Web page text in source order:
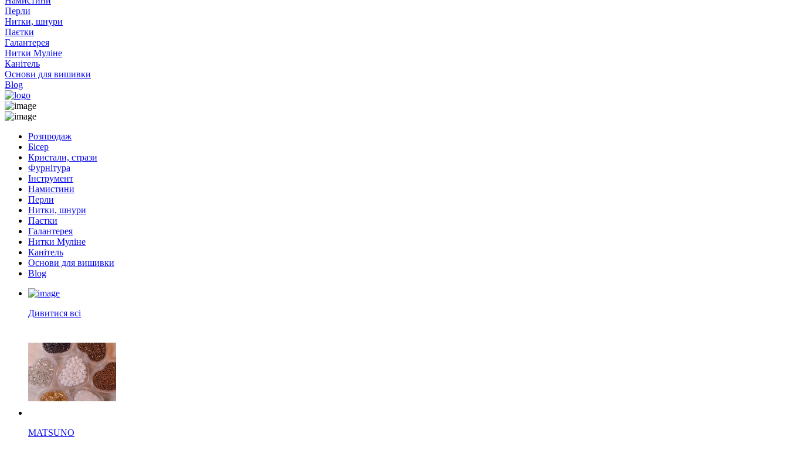
Перли
Нитки, шнури
Паєтки
Галантерея
Нитки Муліне
Канітель
Основи для вишивки
Blog
Розпродаж
Бісер
Кристали, стрази
Фурнітура
Інструмент
Намистини
Перли
Нитки, шнури
Паєтки
Галантерея
Нитки Муліне
Канітель
Основи для вишивки
Blog
Дивитися всі
MATSUNO